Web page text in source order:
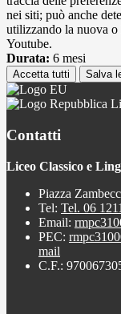
nei siti; può anche
utilizzando la nuova
Youtube.
Durata: 6 mesi
Accetta tutti Salva
Contatti
Liceo Classico e
Piazza
Tel: Tel. 06
Email:
PEC:
mail
C.F.: